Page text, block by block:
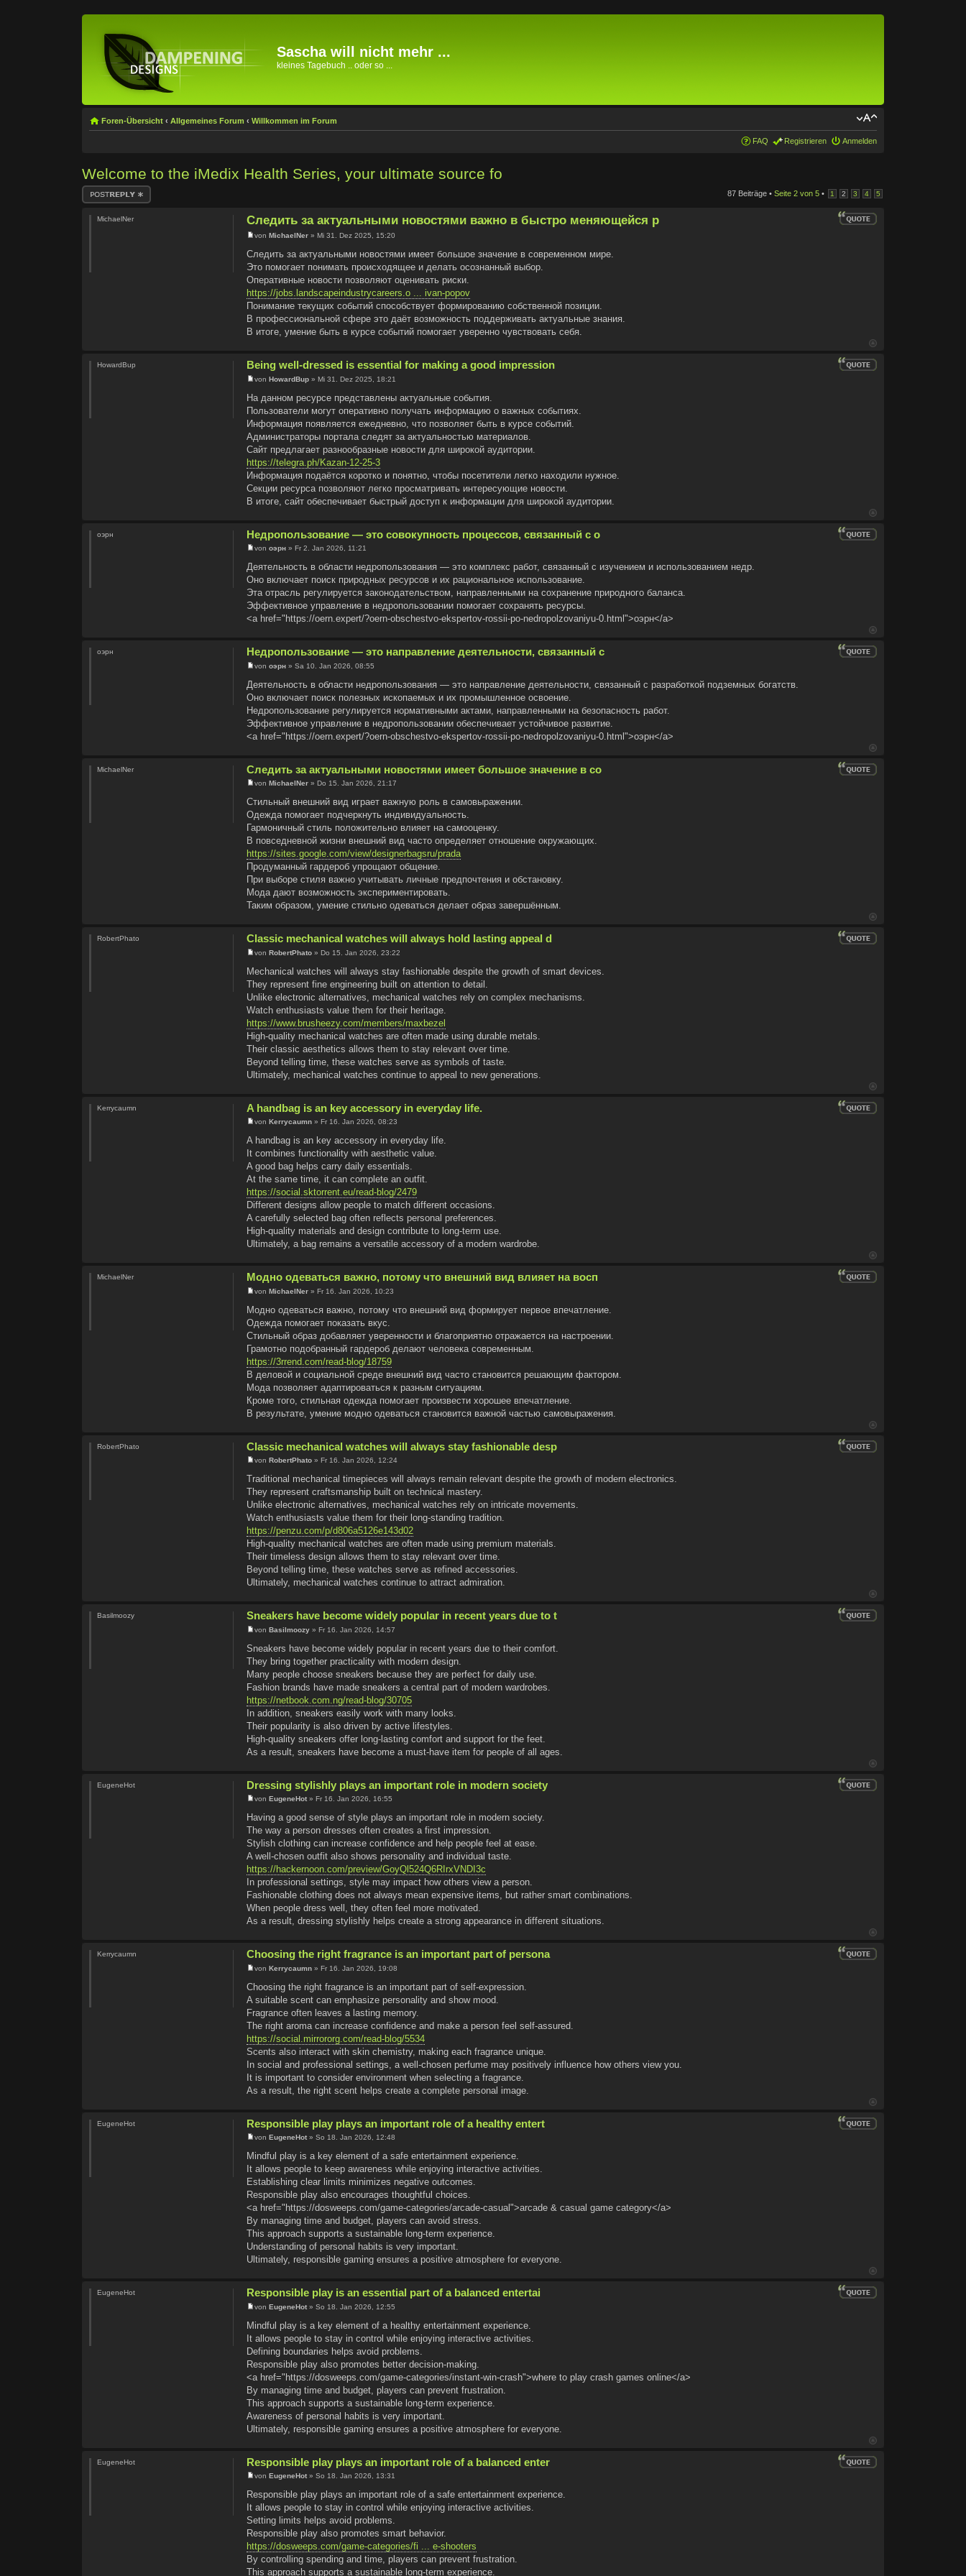
Sascha will nicht mehr ...
kleines Tagebuch .. oder so ...
Foren-Übersicht ‹ Allgemeines Forum ‹ Willkommen im Forum
FAQ Registrieren Anmelden
Welcome to the iMedix Health Series, your ultimate source fo
Antwort erstellen 87 Beiträge • Seite 2von 5• 1 2 3 4 5
Следить за актуальными новостями важно в быстро меняющейся р
vonMichaelNer » Mi 31. Dez 2025, 15:20
Следить за актуальными новостями имеет большое значение в современном мире.
Это помогает понимать происходящее и делать осознанный выбор.
Оперативные новости позволяют оценивать риски.
https://jobs.landscapeindustrycareers.o ... ivan-popov
Понимание текущих событий способствует формированию собственной позиции.
В профессиональной сфере это даёт возможность поддерживать актуальные знания.
В итоге, умение быть в курсе событий помогает уверенно чувствовать себя.
MichaelNer
Being well-dressed is essential for making a good impression
vonHowardBup » Mi 31. Dez 2025, 18:21
На данном ресурсе представлены актуальные события.
Пользователи могут оперативно получать информацию о важных событиях.
Информация появляется ежедневно, что позволяет быть в курсе событий.
Администраторы портала следят за актуальностью материалов.
Сайт предлагает разнообразные новости для широкой аудитории.
https://telegra.ph/Kazan-12-25-3
Информация подаётся коротко и понятно, чтобы посетители легко находили нужное.
Секции ресурса позволяют легко просматривать интересующие новости.
В итоге, сайт обеспечивает быстрый доступ к информации для широкой аудитории.
HowardBup
Недропользование — это совокупность процессов, связанный с о
vonоэрн » Fr 2. Jan 2026, 11:21
Деятельность в области недропользования — это комплекс работ, связанный с изучением и использованием недр.
Оно включает поиск природных ресурсов и их рациональное использование.
Эта отрасль регулируется законодательством, направленными на сохранение природного баланса.
Эффективное управление в недропользовании помогает сохранять ресурсы.
<a href="https://oern.expert/?oern-obschestvo-ekspertov-rossii-po-nedropolzovaniyu-0.html">оэрн</a>
оэрн
Недропользование — это направление деятельности, связанный с
vonоэрн » Sa 10. Jan 2026, 08:55
Деятельность в области недропользования — это направление деятельности, связанный с разработкой подземных богатств.
Оно включает поиск полезных ископаемых и их промышленное освоение.
Недропользование регулируется нормативными актами, направленными на безопасность работ.
Эффективное управление в недропользовании обеспечивает устойчивое развитие.
<a href="https://oern.expert/?oern-obschestvo-ekspertov-rossii-po-nedropolzovaniyu-0.html">оэрн</a>
оэрн
Следить за актуальными новостями имеет большое значение в со
vonMichaelNer » Do 15. Jan 2026, 21:17
Стильный внешний вид играет важную роль в самовыражении.
Одежда помогает подчеркнуть индивидуальность.
Гармоничный стиль положительно влияет на самооценку.
В повседневной жизни внешний вид часто определяет отношение окружающих.
https://sites.google.com/view/designerbagsru/prada
Продуманный гардероб упрощают общение.
При выборе стиля важно учитывать личные предпочтения и обстановку.
Мода дают возможность экспериментировать.
Таким образом, умение стильно одеваться делает образ завершённым.
MichaelNer
Classic mechanical watches will always hold lasting appeal d
vonRobertPhato » Do 15. Jan 2026, 23:22
Mechanical watches will always stay fashionable despite the growth of smart devices.
They represent fine engineering built on attention to detail.
Unlike electronic alternatives, mechanical watches rely on complex mechanisms.
Watch enthusiasts value them for their heritage.
https://www.brusheezy.com/members/maxbezel
High-quality mechanical watches are often made using durable metals.
Their classic aesthetics allows them to stay relevant over time.
Beyond telling time, these watches serve as symbols of taste.
Ultimately, mechanical watches continue to appeal to new generations.
RobertPhato
A handbag is an key accessory in everyday life.
vonKerrycaumn » Fr 16. Jan 2026, 08:23
A handbag is an key accessory in everyday life.
It combines functionality with aesthetic value.
A good bag helps carry daily essentials.
At the same time, it can complete an outfit.
https://social.sktorrent.eu/read-blog/2479
Different designs allow people to match different occasions.
A carefully selected bag often reflects personal preferences.
High-quality materials and design contribute to long-term use.
Ultimately, a bag remains a versatile accessory of a modern wardrobe.
Kerrycaumn
Модно одеваться важно, потому что внешний вид влияет на восп
vonMichaelNer » Fr 16. Jan 2026, 10:23
Модно одеваться важно, потому что внешний вид формирует первое впечатление.
Одежда помогает показать вкус.
Стильный образ добавляет уверенности и благоприятно отражается на настроении.
Грамотно подобранный гардероб делают человека современным.
https://3rrend.com/read-blog/18759
В деловой и социальной среде внешний вид часто становится решающим фактором.
Мода позволяет адаптироваться к разным ситуациям.
Кроме того, стильная одежда помогает произвести хорошее впечатление.
В результате, умение модно одеваться становится важной частью самовыражения.
MichaelNer
Classic mechanical watches will always stay fashionable desp
vonRobertPhato » Fr 16. Jan 2026, 12:24
Traditional mechanical timepieces will always remain relevant despite the growth of modern electronics.
They represent craftsmanship built on technical mastery.
Unlike electronic alternatives, mechanical watches rely on intricate movements.
Watch enthusiasts value them for their long-standing tradition.
https://penzu.com/p/d806a5126e143d02
High-quality mechanical watches are often made using premium materials.
Their timeless design allows them to stay relevant over time.
Beyond telling time, these watches serve as refined accessories.
Ultimately, mechanical watches continue to attract admiration.
RobertPhato
Sneakers have become widely popular in recent years due to t
vonBasilmoozy » Fr 16. Jan 2026, 14:57
Sneakers have become widely popular in recent years due to their comfort.
They bring together practicality with modern design.
Many people choose sneakers because they are perfect for daily use.
Fashion brands have made sneakers a central part of modern wardrobes.
https://netbook.com.ng/read-blog/30705
In addition, sneakers easily work with many looks.
Their popularity is also driven by active lifestyles.
High-quality sneakers offer long-lasting comfort and support for the feet.
As a result, sneakers have become a must-have item for people of all ages.
Basilmoozy
Dressing stylishly plays an important role in modern society
vonEugeneHot » Fr 16. Jan 2026, 16:55
Having a good sense of style plays an important role in modern society.
The way a person dresses often creates a first impression.
Stylish clothing can increase confidence and help people feel at ease.
A well-chosen outfit also shows personality and individual taste.
https://hackernoon.com/preview/GoyQl524Q6RIrxVNDI3c
In professional settings, style may impact how others view a person.
Fashionable clothing does not always mean expensive items, but rather smart combinations.
When people dress well, they often feel more motivated.
As a result, dressing stylishly helps create a strong appearance in different situations.
EugeneHot
Choosing the right fragrance is an important part of persona
vonKerrycaumn » Fr 16. Jan 2026, 19:08
Choosing the right fragrance is an important part of self-expression.
A suitable scent can emphasize personality and show mood.
Fragrance often leaves a lasting memory.
The right aroma can increase confidence and make a person feel self-assured.
https://social.mirrororg.com/read-blog/5534
Scents also interact with skin chemistry, making each fragrance unique.
In social and professional settings, a well-chosen perfume may positively influence how others view you.
It is important to consider environment when selecting a fragrance.
As a result, the right scent helps create a complete personal image.
Kerrycaumn
Responsible play plays an important role of a healthy entert
vonEugeneHot » So 18. Jan 2026, 12:48
Mindful play is a key element of a safe entertainment experience.
It allows people to keep awareness while enjoying interactive activities.
Establishing clear limits minimizes negative outcomes.
Responsible play also encourages thoughtful choices.
<a href="https://dosweeps.com/game-categories/arcade-casual">arcade & casual game category</a>
By managing time and budget, players can avoid stress.
This approach supports a sustainable long-term experience.
Understanding of personal habits is very important.
Ultimately, responsible gaming ensures a positive atmosphere for everyone.
EugeneHot
Responsible play is an essential part of a balanced entertai
vonEugeneHot » So 18. Jan 2026, 12:55
Mindful play is a key element of a healthy entertainment experience.
It allows people to stay in control while enjoying interactive activities.
Defining boundaries helps avoid problems.
Responsible play also promotes better decision-making.
<a href="https://dosweeps.com/game-categories/instant-win-crash">where to play crash games online</a>
By managing time and budget, players can prevent frustration.
This approach supports a sustainable long-term experience.
Awareness of personal habits is very important.
Ultimately, responsible gaming ensures a positive atmosphere for everyone.
EugeneHot
Responsible play plays an important role of a balanced enter
vonEugeneHot » So 18. Jan 2026, 13:31
Responsible play plays an important role of a safe entertainment experience.
It allows people to stay in control while enjoying interactive activities.
Setting limits helps avoid problems.
Responsible play also promotes smart behavior.
https://dosweeps.com/game-categories/fi ... e-shooters
By controlling spending and time, players can prevent frustration.
This approach supports a sustainable long-term experience.
EugeneHot